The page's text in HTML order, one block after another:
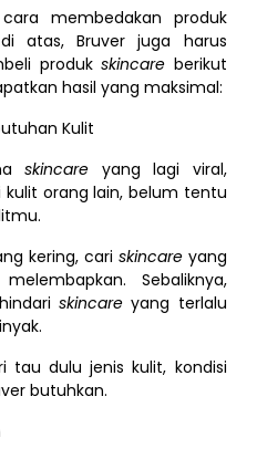
membedakan produk
atas, Bruver juga harus
produkskincare berikut
hasil yang maksimal:
Kulit
skincare yang lagi viral,
orang lain, belum tentu
kering, cari skincare yang
Sebaliknya,
skincareyang terlalu
tau dulu jenis kulit, kondisi
butuhkan.